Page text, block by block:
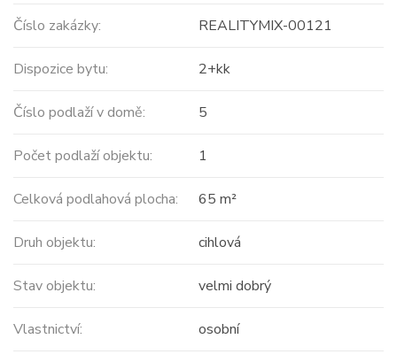
Číslo zakázky: REALITYMIX-00121
Dispozice bytu: 2+kk
Číslo podlaží v domě: 5
Počet podlaží objektu: 1
Celková podlahová plocha: 65 m²
Druh objektu: cihlová
Stav objektu: velmi dobrý
Vlastnictví: osobní